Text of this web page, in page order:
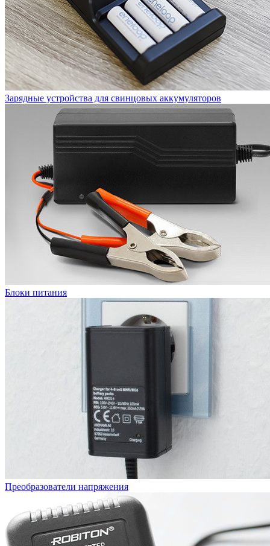
Зарядные устройства для свинцовых аккумуляторов
Блоки питания
Преобразователи напряжения